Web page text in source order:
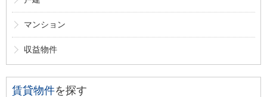
マンション
収益物件
賃貸物件を探す